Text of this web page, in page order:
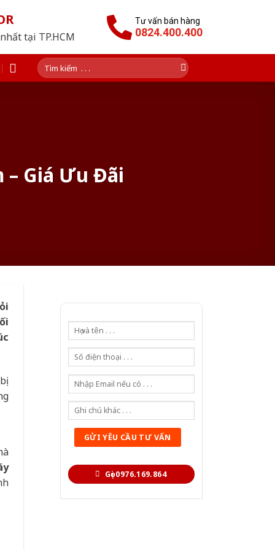
tại TP.HCM
Tư vấn bán hàng
0824.400.400
Tìm
kiếm:
– Giá Ưu Đãi
Gọi 0976.169.864